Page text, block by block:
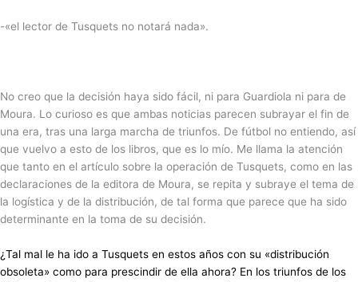
-«el lector de Tusquets no notará nada».
No creo que la decisión haya sido fácil, ni para Guardiola ni para de
Moura. Lo curioso es que ambas noticias parecen subrayar el fin de
una era, tras una larga marcha de triunfos. De fútbol no entiendo, así
que vuelvo a esto de los libros, que es lo mío. Me llama la atención
que tanto en el artículo sobre la operación de Tusquets, como en las
declaraciones de la editora de Moura, se repita y subraye el tema de
la logística y de la distribución, de tal forma que parece que ha sido
determinante en la toma de su decisión.
¿Tal mal le ha ido a Tusquets en estos años con su «distribución
obsoleta» como para prescindir de ella ahora? En los triunfos de los